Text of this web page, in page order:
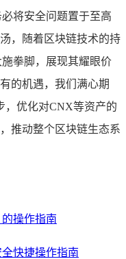
将安全问题置于至高
，随着区块链技术的持
拳脚，展现其耀眼价
的机遇，我们满心期
，优化对CNX等资产的
推动整个区块链生态系
操作指南
快捷操作指南